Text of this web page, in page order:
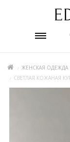
ЖЕНСКАЯ ОДЕЖДА
СВЕТЛАЯ КОЖАНАЯ